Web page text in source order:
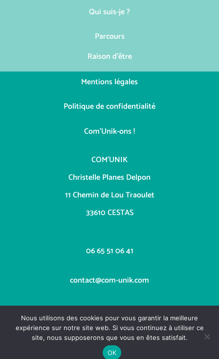
Qui suis-je ?
Parcours
Raison d'être
Mentions légales
Politique de confidentialité
Com'Unik-ons !
COM’UNIK
Christelle Planes Delpon
11 Chemin de Lou Traoulet
33610 CESTAS
06 65 51 06 41
contact@com-unik.com
Copyright COM'UNIK
Nous utilisons des cookies pour vous garantir la meilleure
expérience sur notre site web. Si vous continuez à utiliser ce
site, nous supposerons que vous en êtes satisfait.
OK